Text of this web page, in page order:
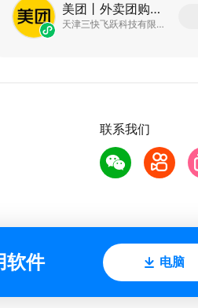
美团丨外卖团购特价美食酒店电影
天津三快飞跃科技有限公司
联系我们
软件 电脑